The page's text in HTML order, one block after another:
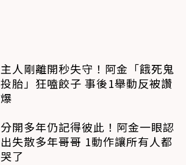
主人剛離開秒失守！阿金「餓死鬼
投胎」狂嗑餃子 事後1舉動反被讚
爆
分開多年仍記得彼此！阿金一眼認
出失散多年哥哥 1動作讓所有人都
哭了